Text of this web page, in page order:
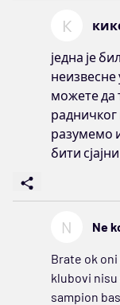
К
једна је
неизвесне
можете да
радничког
разумемо
бити
N Ne
Brate ok
klubovi nisu
sampion